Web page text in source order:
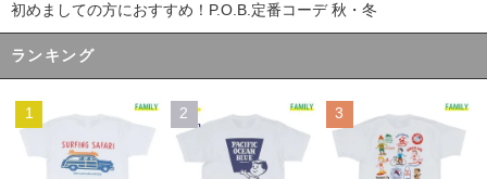
初めましての方におすすめ！P.O.B.定番コーデ 秋・冬
ランキング
1 2 3